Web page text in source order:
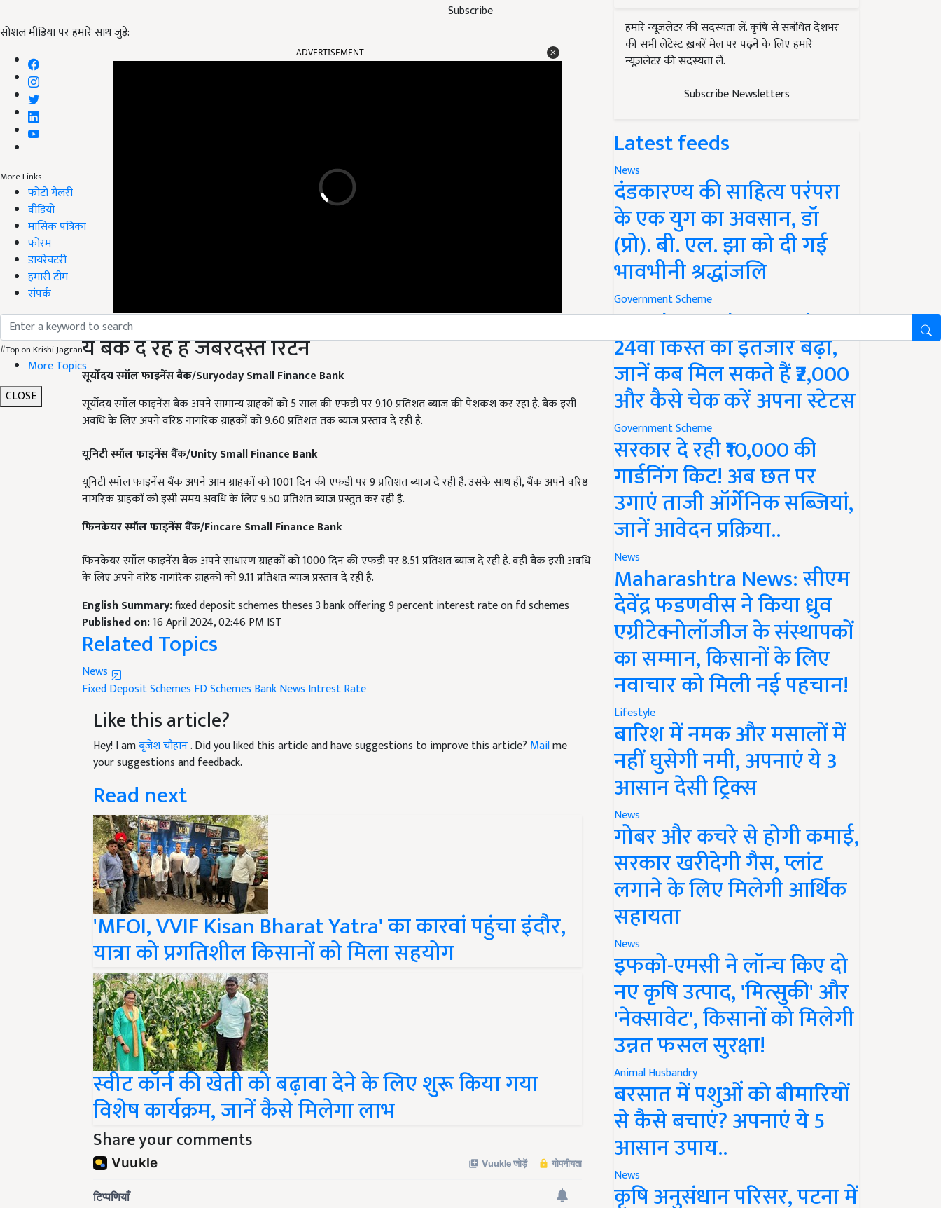
Subscribe
सोशल मीडिया पर हमारे साथ जुड़ें:
More Links
फोटो गैलरी
वीडियो
मासिक पत्रिका
फोरम
डायरेक्टरी
हमारी टीम
संपर्क
#Top on Krishi Jagran
More Topics
CLOSE
ये बैंक दे रहे हैं जबरदस्त रिटर्न
सूर्योदय स्मॉल फाइनेंस बैंक/Suryoday Small Finance Bank
सूर्योदय स्मॉल फाइनेंस बैंक अपने सामान्य ग्राहकों को 5 साल की एफडी पर 9.10 प्रतिशत ब्याज की पेशकश कर रहा है. बैंक इसी
अवधि के लिए अपने वरिष्ठ नागरिक ग्राहकों को 9.60 प्रतिशत तक ब्याज प्रस्ताव दे रही है.
यूनिटी स्मॉल फाइनेंस बैंक अपने आम ग्राहकों को 1001 दिन की एफडी पर 9 प्रतिशत ब्याज दे रही है. उसके साथ ही, बैंक अपने वरिष्ठ
नागरिक ग्राहकों को इसी समय अवधि के लिए 9.50 प्रतिशत ब्याज प्रस्तुत कर रही है.
के लिए अपने वरिष्ठ नागरिक ग्राहकों को 9.11 प्रतिशत ब्याज प्रस्ताव दे रही है.
Published on:16 April 2024, 02:46 PM IST
Related Topics
News
Fixed Deposit Schemes
Like this article?
Hey! I amबृजेश चौहान. Did you liked this article and have suggestions to improve this article?
your suggestions and feedback.
Read next
'MFOI, VVIF Kisan Bharat Yatra' का कारवां पहुंचा इंदौर,
यात्रा को प्रगतिशील किसानों को मिला सहयोग
स्वीट कॉर्न की खेती को बढ़ावा देने के लिए शुरू किया गया
विशेष कार्यक्रम, जानें कैसे मिलेगा लाभ
Share your comments
हमारे न्यूज़लेटर की सदस्यता लें. कृषि से संबंधित देशभर
की सभी लेटेस्ट ख़बरें मेल पर पढ़ने के लिए हमारे
न्यूज़लेटर की सदस्यता लें.
Subscribe Newsletters
Latest feeds
News
दंडकारण्य की साहित्य परंपरा
के एक युग का अवसान, डॉ
(प्रो). बी. एल. झा को दी गई
भावभीनी श्रद्धांजलि
Government Scheme
PM Kisan Yojana Update:
24वीं किस्त का इंतजार बढ़ा,
जानें कब मिल सकते हैं ₹2,000
और कैसे चेक करें अपना स्टेटस
Government Scheme
सरकार दे रही ₹10,000 की
गार्डनिंग किट! अब छत पर
उगाएं ताजी ऑर्गेनिक सब्जियां,
जानें आवेदन प्रक्रिया..
News
Maharashtra News: सीएम
देवेंद्र फडणवीस ने किया ध्रुव
एग्रीटेक्नोलॉजीज के संस्थापकों
का सम्मान, किसानों के लिए
नवाचार को मिली नई पहचान!
Lifestyle
बारिश में नमक और मसालों में
नहीं घुसेगी नमी, अपनाएं ये 3
आसान देसी ट्रिक्स
News
गोबर और कचरे से होगी कमाई,
सरकार खरीदेगी गैस, प्लांट
लगाने के लिए मिलेगी आर्थिक
सहायता
News
इफको-एमसी ने लॉन्च किए दो
नए कृषि उत्पाद, 'मित्सुकी' और
'नेक्सावेट', किसानों को मिलेगी
उन्नत फसल सुरक्षा!
Animal Husbandry
बरसात में पशुओं को बीमारियों
से कैसे बचाएं? अपनाएं ये 5
आसान उपाय..
News
कृषि अनुसंधान परिसर, पटना में